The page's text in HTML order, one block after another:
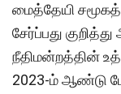
மைத்தேயி
சேர்ப்பது
நீதிமன்றத்தின்
2023-ம் ஆண்டு